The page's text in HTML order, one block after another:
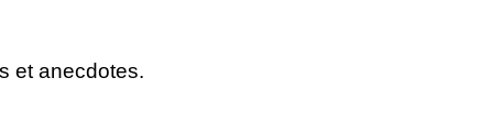
et anecdotes.